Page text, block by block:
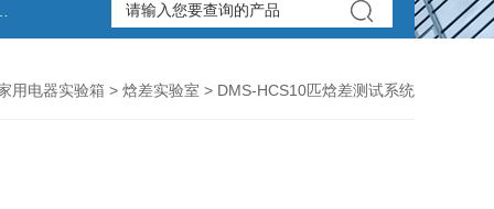
用电器实验箱 > 焓差实验室 > DMS-HCS10匹焓差测试系统